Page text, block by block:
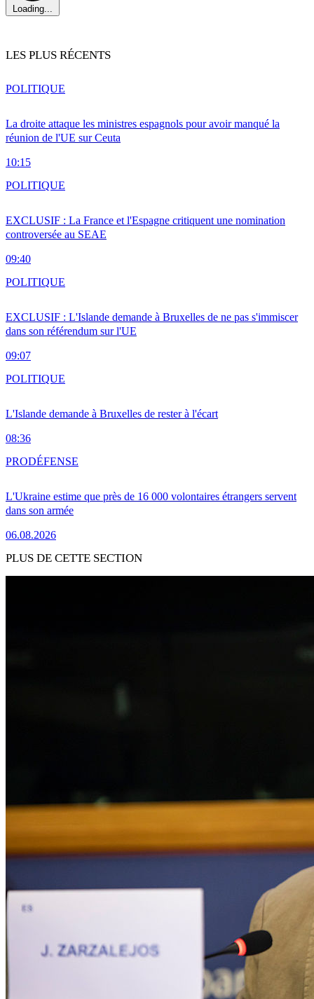
Loading...
LES PLUS RÉCENTS
La droite attaque les ministres espagnols pour avoir manqué la
réunion de l'UE sur Ceuta
10:15
POLITIQUE
EXCLUSIF : La France et l'Espagne critiquent une nomination
controversée au SEAE
09:40
POLITIQUE
EXCLUSIF : L'Islande demande à Bruxelles de ne pas s'immiscer
dans son référendum sur l'UE
09:07
POLITIQUE
L'Islande demande à Bruxelles de rester à l'écart
08:36
POLITIQUE
L'Ukraine estime que près de 16 000 volontaires étrangers servent
dans son armée
06.08.2026
PRODÉFENSE
PLUS DE CETTE SECTION